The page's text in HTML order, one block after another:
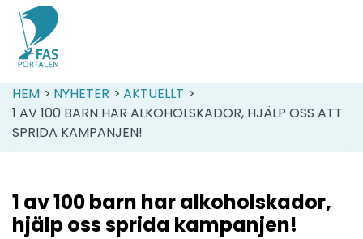
HEM > NYHETER > AKTUELLT >
1 AV 100 BARN HAR ALKOHOLSKADOR, HJÄLP OSS ATT
SPRIDA KAMPANJEN!
1 av 100 barn har alkoholskador,
hjälp oss sprida kampanjen!